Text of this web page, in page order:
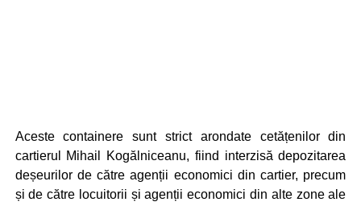
Aceste containere sunt strict arondate cetățenilor din
cartierul Mihail Kogălniceanu, fiind interzisă depozitarea
deșeurilor de către agenții economici din cartier, precum
și de către locuitorii și agenții economici din alte zone ale